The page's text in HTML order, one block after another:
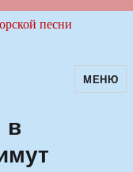
авторскойМЕНЮ
в